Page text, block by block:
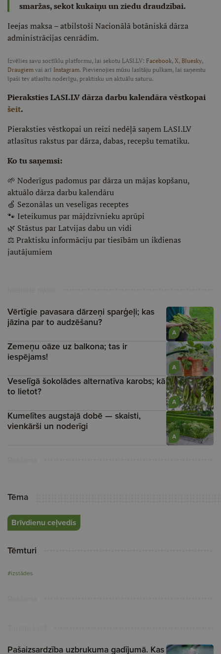
smaržas, sekot kukaiņu un ziedu draudzībai.
Ieejas maksa – atbilstoši Nacionālā botāniskā dārza
administrācijas cenrādim.
Izvēlies savu soctīklu platformu, lai sekotu LASI.LV: Facebook, X, Bluesky,
Draugiem vai arī Instagram. Pievienojies mūsu lasītāju pulkam, lai saņemtu
īpaši tev atlasītu noderīgu, praktisku un aktuālu saturu.
Pieraksties LASI.LV dārza darbu kalendāra vēstkopai
šeit.
Pieraksties vēstkopai un reizi nedēļā saņem LASI.LV
atlasītus rakstus par dārza, dabas, recepšu tematiku.
Ko tu saņemsi:
🌱 Noderīgus padomus par dārza un mājas kopšanu,
aktuālo dārza darbu kalendāru
🍏 Sezonālas un veselīgas receptes
🐾 Ieteikumus par mājdzīvnieku aprūpi
🌿 Stāstus par Latvijas dabu un vidi
⚖️ Praktisku informāciju par tiesībām un ikdienas
jautājumiem
A
Vērtīgie pavasara dārzeņi sparģeļi; kas
jāzina par to audzēšanu?
A
Zemeņu oāze uz balkona; tas ir
iespējams!
A
Veselīgā šokolādes alternatīva karobs; kā
to lietot?
A
Kumelītes augstajā dobē — skaisti,
vienkārši un noderīgi
Tēma
Brīvdienu ceļvedis
Tēmturi
#izstādes
Pašaizsardzība uzbrukuma gadījumā. Kas